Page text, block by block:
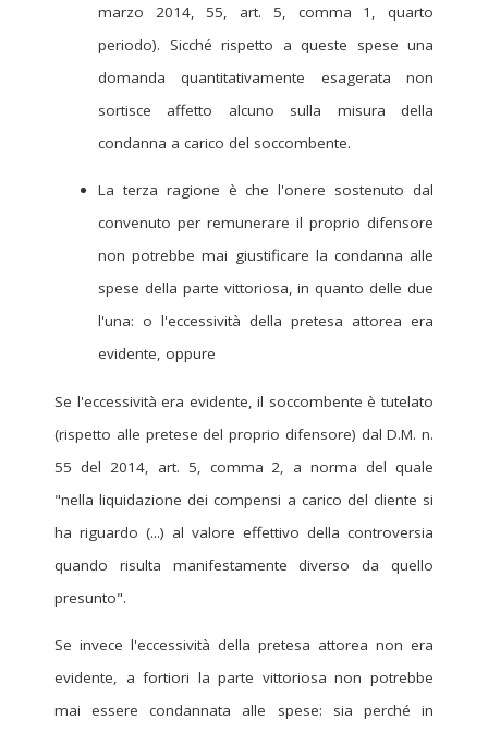
marzo 2014, 55, art. 5, comma 1, quarto
periodo). Sicché rispetto a queste spese una
domanda quantitativamente esagerata non
sortisce affetto alcuno sulla misura della
condanna a carico del soccombente.
La terza ragione è che l'onere sostenuto dal
convenuto per remunerare il proprio difensore
non potrebbe mai giustificare la condanna alle
spese della parte vittoriosa, in quanto delle due
l'una: o l'eccessività della pretesa attorea era
evidente, oppure
Se l'eccessività era evidente, il soccombente è tutelato
(rispetto alle pretese del proprio difensore) dal D.M. n.
55 del 2014, art. 5, comma 2, a norma del quale
"nella liquidazione dei compensi a carico del cliente si
ha riguardo (...) al valore effettivo della controversia
quando risulta manifestamente diverso da quello
presunto".
Se invece l'eccessività della pretesa attorea non era
evidente, a fortiori la parte vittoriosa non potrebbe
mai essere condannata alle spese: sia perché in